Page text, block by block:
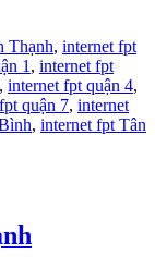
Thạnh, internet fpt
1 , internet fpt
, internet fpt quận 4,
quận 7, internet
, internet fpt Tân